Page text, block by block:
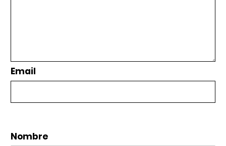
Email
Nombre